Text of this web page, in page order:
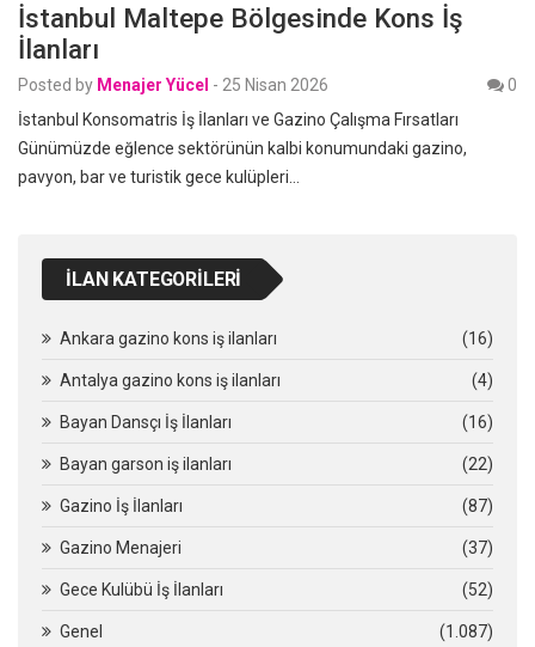
İstanbul Maltepe Bölgesinde Kons İş
İlanları
Posted by Menajer Yücel - 25 Nisan 2026
0
İstanbul Konsomatris İş İlanları ve Gazino Çalışma Fırsatları
Günümüzde eğlence sektörünün kalbi konumundaki gazino,
pavyon, bar ve turistik gece kulüpleri…
İLAN KATEGORILERI
Ankara gazino kons iş ilanları (16)
Antalya gazino kons iş ilanları (4)
Bayan Dansçı İş İlanları (16)
Bayan garson iş ilanları (22)
Gazino İş İlanları (87)
Gazino Menajeri (37)
Gece Kulübü İş İlanları (52)
Genel (1.087)